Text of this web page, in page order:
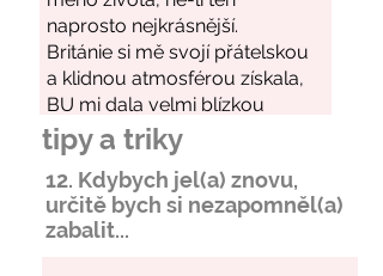
tipy a triky
12. Kdybych jel(a) znovu,
určitě bych si nezapomněl(a)
zabalit...